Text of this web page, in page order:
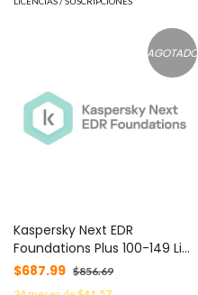
AGOTADO
Kaspersky Next EDR
Foundations Plus 100-149 Lic 1
Año C/U KL4065ZARF8 -
$687.99 $856.69